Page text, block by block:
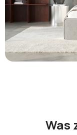
Was